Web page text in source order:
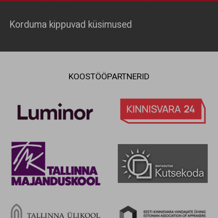
Korduma kippuvad küsimused
KOOSTÖÖPARTNERID